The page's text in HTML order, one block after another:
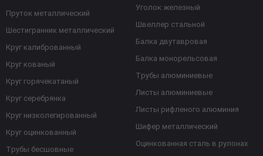
Пруток металлический
Шестигранник металлический
Круг калиброванный
Круг кованый
Круг горячекатаный
Круг серебрянка
Круг низколегированный
Круг оцинкованный
Трубы бесшовные
Уголок железный
Швеллер стальной
Балка двутавровая
Балка монорельсовая
Трубы алюминиевые
Листы алюминиевые
Листы рифленого алюминия
Шифер металлический
Оцинкованная сталь в рулонах